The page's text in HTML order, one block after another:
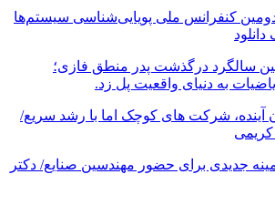
دومین کنفرانس ملی پویایی‌شناسی سیستم‌ها
سالگرد درگذشت پدر منطق فازی؛
به دنیای واقعیت پل زد.
آینده، شرکت های کوچک اما با رشد سریع/
جدیدی برای حضور مهندسین صنایع/ دکتر